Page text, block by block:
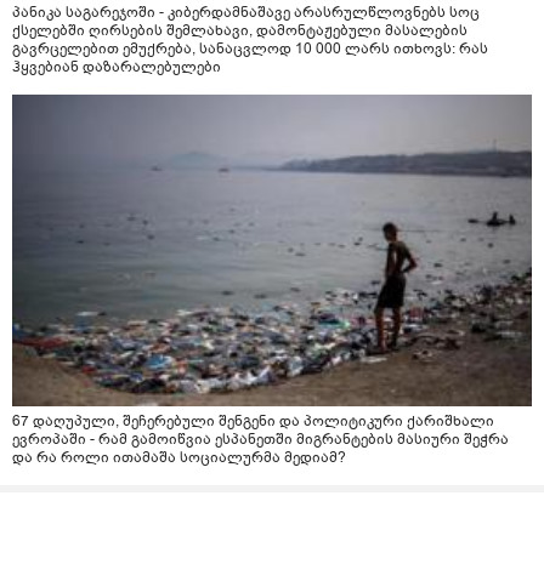
პანიკა საგარეჯოში - კიბერდამნაშავე არასრულწლოვნებს სოც
ქსელებში ღირსების შემლახავი, დამონტაჟებული მასალების
გავრცელებით ემუქრება, სანაცვლოდ 10 000 ლარს ითხოვს: რას
ჰყვებიან დაზარალებულები
67 დაღუპული, შეჩერებული შენგენი და პოლიტიკური ქარიშხალი
ევროპაში - რამ გამოიწვია ესპანეთში მიგრანტების მასიური შეჭრა
და რა როლი ითამაშა სოციალურმა მედიამ?